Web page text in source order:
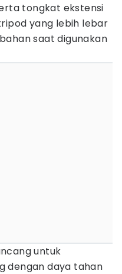
tongkat ekstensi
yang lebih lebar
saat digunakan
untuk
dengan daya tahan